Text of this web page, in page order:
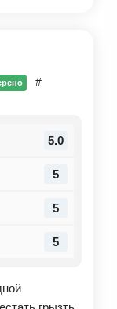
#
5.0
5
5
5